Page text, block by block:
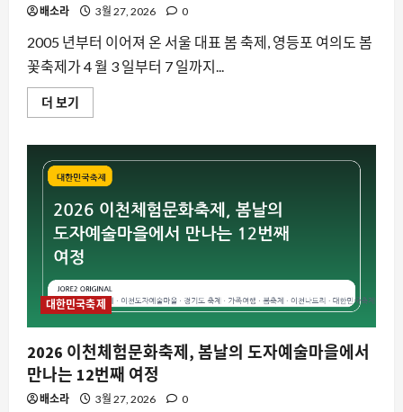
배소라 3월 27, 2026 0
2005 년부터 이어져 온 서울 대표 봄 축제, 영등포 여의도 봄
꽃축제가 4 월 3 일부터 7 일까지...
더 보기
울
여
의
도
봄
꽃
축
제,
2026
년
4
월
여
의
서
로
벚
길
에
서
대한민국축제
2026 이천체험문화축제, 봄날의 도자예술마을에서
만나는 12번째 여정
배소라 3월 27, 2026 0